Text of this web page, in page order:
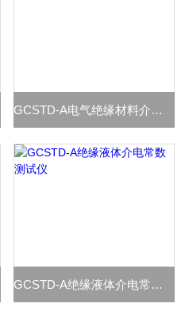
GCSTD-A电气绝缘材料介电常数测试仪
GCSTD-A绝缘液体介电常数测试仪